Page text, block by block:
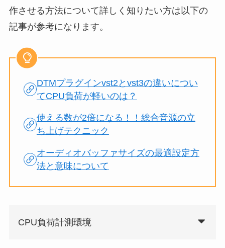
作させる方法について詳しく知りたい方は以下の
記事が参考になります。
DTMプラグインvst2とvst3の違いについ
てCPU負荷が軽いのは？
使える数が2倍になる！！総合音源の立
ち上げテクニック
オーディオバッファサイズの最適設定方
法と意味について
CPU負荷計測環境